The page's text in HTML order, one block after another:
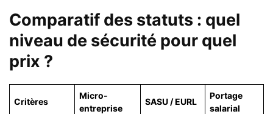
Comparatif des statuts : quel
niveau de sécurité pour quel
prix ?
Critères
Micro-
entreprise
SASU / EURL
Portage
salarial